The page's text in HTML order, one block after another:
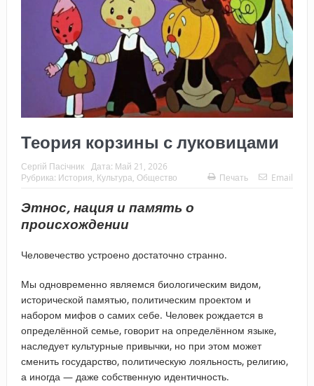
Теория корзины с луковицами
Сергій Пасічник Дата: Май 21, 2026
Рубрика: История Культура Общество Печать Email
Этнос, нация и память о
происхождении
Человечество устроено достаточно странно.
Мы одновременно являемся биологическим видом,
исторической памятью, политическим проектом и
набором мифов о самих себе. Человек рождается в
определённой семье, говорит на определённом языке,
наследует культурные привычки, но при этом может
сменить государство, политическую лояльность, религию,
а иногда — даже собственную идентичность.